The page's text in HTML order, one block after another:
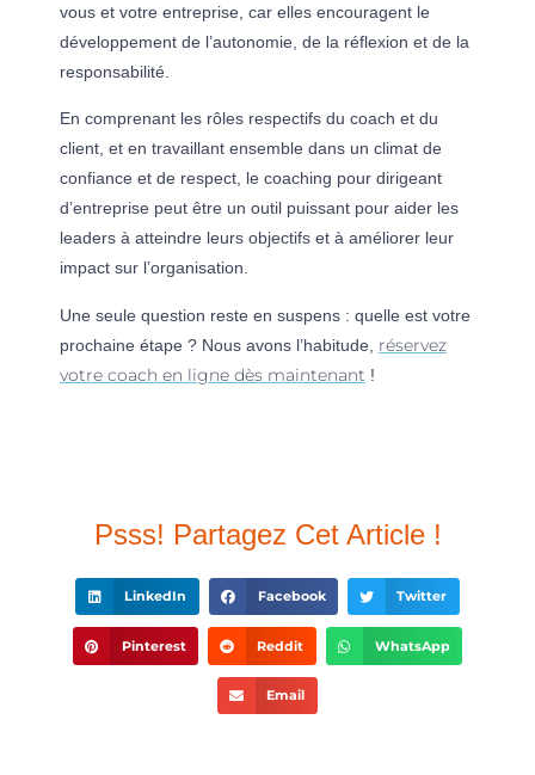
vous et votre entreprise, car elles encouragent le
développement de l’autonomie, de la réflexion et de la
responsabilité.
En comprenant les rôles respectifs du coach et du
client, et en travaillant ensemble dans un climat de
confiance et de respect, le coaching pour dirigeant
d’entreprise peut être un outil puissant pour aider les
leaders à atteindre leurs objectifs et à améliorer leur
impact sur l’organisation.
Une seule question reste en suspens : quelle est votre
prochaine étape ? Nous avons l’habitude, réservez
votre coach en ligne dès maintenant !
Psss! Partagez Cet Article !
LinkedIn Facebook Twitter
Pinterest Reddit WhatsApp
Email